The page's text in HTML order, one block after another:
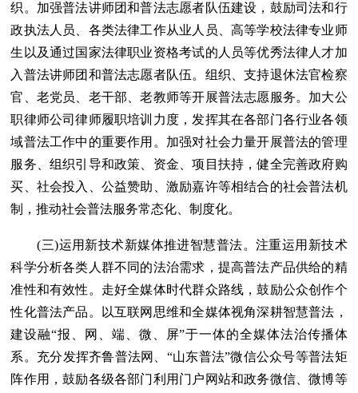
织。加强普法讲师团和普法志愿者队伍建设，鼓励司法和行
政执法人员、各类法律工作从业人员、高等学校法律专业师
生以及通过国家法律职业资格考试的人员等优秀法律人才加
入普法讲师团和普法志愿者队伍。组织、支持退休法官检察
官、老党员、老干部、老教师等开展普法志愿服务。加大公
职律师公司律师履职培训力度，发挥其在各部门各行业各领
域普法工作中的重要作用。加强对社会力量开展普法的管理
服务、组织引导和政策、资金、项目扶持，健全完善政府购
买、社会投入、公益赞助、激励嘉许等相结合的社会普法机
制，推动社会普法服务常态化、制度化。
(三)运用新技术新媒体推进智慧普法。注重运用新技术
科学分析各类人群不同的法治需求，提高普法产品供给的精
准性和有效性。走好全媒体时代群众路线，鼓励公众创作个
性化普法产品。以互联网思维和全媒体视角深耕智慧普法，
建设融“报、网、端、微、屏”于一体的全媒体法治传播体
系。充分发挥齐鲁普法网、“山东普法”微信公众号等普法矩
阵作用，鼓励各级各部门利用门户网站和政务微信、微博等